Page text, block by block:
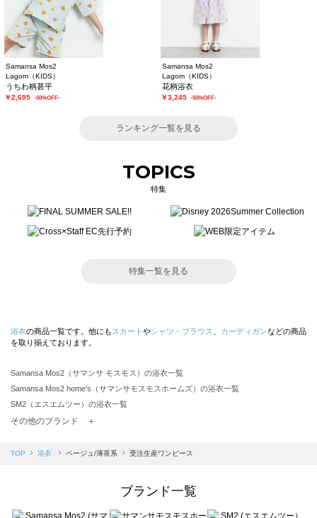
Samansa Mos2
Lagom（KIDS）
うちわ柄甚平
￥2,695 -50%OFF-
Samansa Mos2
Lagom（KIDS）
花柄浴衣
￥3,245 -50%OFF-
ランキング一覧を見る
TOPICS
特集
特集一覧を見る
浴衣の商品一覧です。他にも スカート やシャツ・ブラウス カーディガンなどの商品
を取り揃えております。
Samansa Mos2（サマンサ モスモス）の浴衣一覧
Samansa Mos2 home's（サマンサモスモスホームズ）の浴衣一覧
SM2（エスエムツー）の浴衣一覧
TSUHARU by Samansa Mos2（ツハルバイサマンサモスモス）の浴衣一覧
Samansa Mos2 blue（サマンサモスモス ブルー）の浴衣一覧
sō4ū（ソウフォーユー）の浴衣一覧
Te chichi（テチチ）の浴衣一覧
その他のブランド ＋
TOP 浴衣 ベージュ/薄茶系 受注生産ワンピース
ブランド一覧